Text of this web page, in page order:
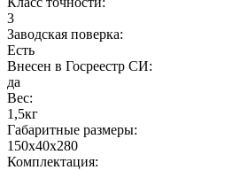
3
Заводская поверка:
Есть
Внесен в Госреестр СИ:
да
Вес:
1,5кг
Габаритные размеры:
150х40х280
Комплектация: